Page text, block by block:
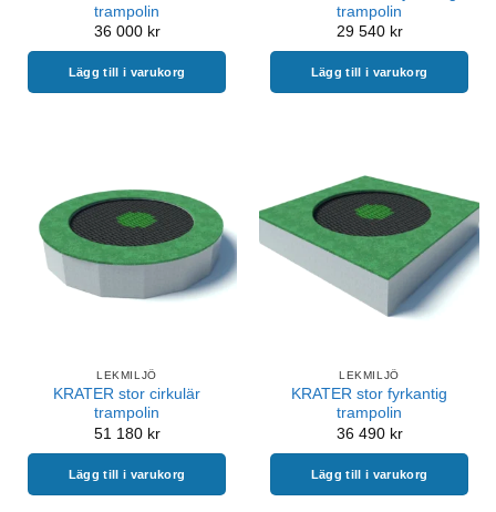
trampolin
36 000 kr
Lägg till i varukorg
trampolin
29 540 kr
Lägg till i varukorg
LEKMILJÖ
KRATER stor cirkulär
trampolin
51 180 kr
Lägg till i varukorg
LEKMILJÖ
KRATER stor fyrkantig
trampolin
36 490 kr
Lägg till i varukorg